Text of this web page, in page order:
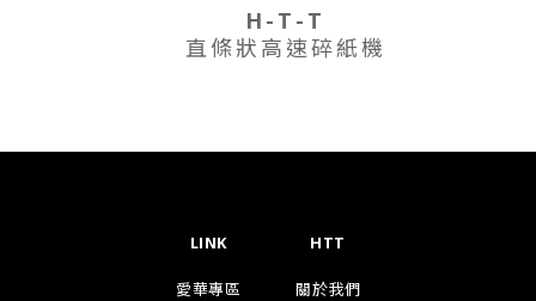
H-T-T
直條狀高速碎紙機
LINK
愛華專區
HTT
關於我們